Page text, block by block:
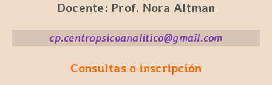
Docente: Prof. Nora Altman
cp.centropsicoanalitico@gmail.com
Consultas o inscripción